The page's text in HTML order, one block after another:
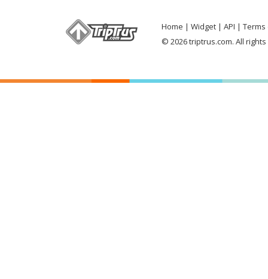
Home Widget API
Terms
© 2026 triptrus.com. All